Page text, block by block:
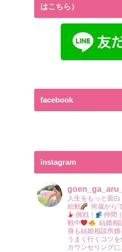
はこちら）
facebook
instagram
人生をもっと面白
始動
何歳から
挑戦｜
仲間｜
戦中
結婚相
身も結婚相談所婚
うまく行くコツ
カウンセリング